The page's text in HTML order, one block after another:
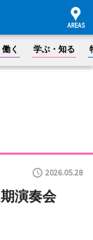
く 学ぶ・知る
2026.05.28
期演奏会